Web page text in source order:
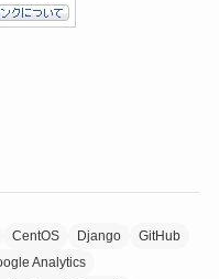
CentOS Django
GitHub
Analytics